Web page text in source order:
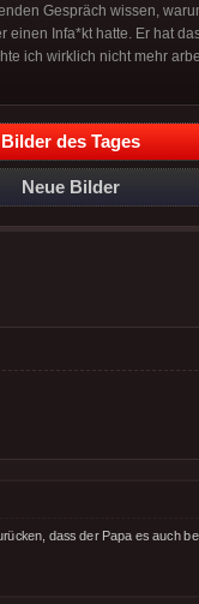
Gespräch wissen,
Infa*kt hatte. Er hat
ich wirklich nicht mehr
Bilder des Tages
Neue Bilder
dass der Papa es auch